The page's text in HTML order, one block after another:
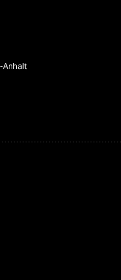
Anhalt